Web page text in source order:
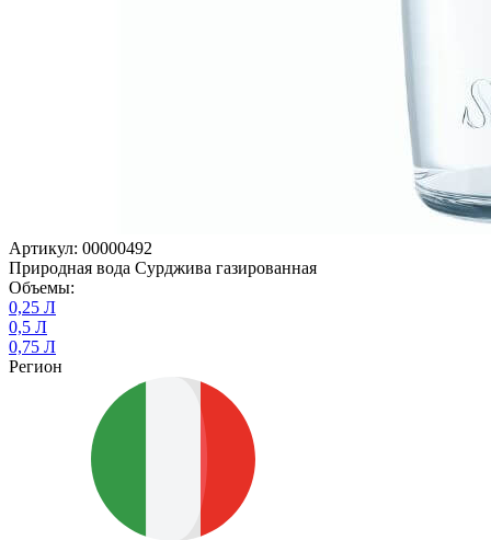
Артикул: 00000492
Природная вода Сурджива газированная
Объемы:
0,25 Л
0,5 Л
0,75 Л
Регион